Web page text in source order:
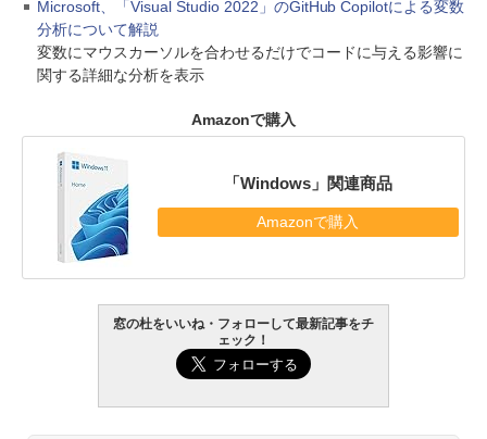
Microsoft、「Visual Studio 2022」のGitHub Copilotによる変数
分析について解説
変数にマウスカーソルを合わせるだけでコードに与える影響に
関する詳細な分析を表示
Amazonで購入
「Windows」関連商品
Amazonで購入
窓の杜をいいね・フォローして最新記事をチ
ェック！